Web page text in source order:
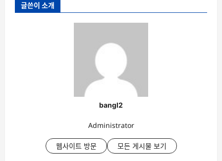
글쓴이 소개
bangl2
Administrator
웹사이트 방문 모든 게시물 보기